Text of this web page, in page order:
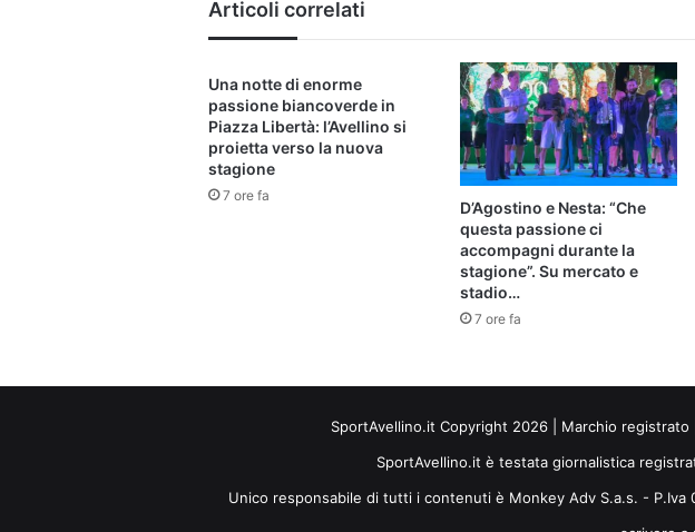
Articoli correlati
Una notte di enorme
passione biancoverde in
Piazza Libertà: l’Avellino si
proietta verso la nuova
stagione
7 ore fa
D’Agostino e Nesta: “Che
questa passione ci
accompagni durante la
stagione”. Su mercato e
stadio…
7 ore fa
SportAvellino.it Copyright 2026 | Marchio
SportAvellino.it è testata giornalistica
Unico responsabile di tutti i contenuti è Monkey Adv S.a.s. -